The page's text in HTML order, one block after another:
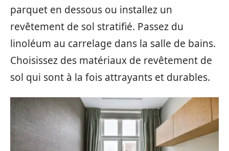
parquet en dessous ou installez un
revêtement de sol stratifié. Passez du
linoléum au carrelage dans la salle de bains.
Choisissez des matériaux de revêtement de
sol qui sont à la fois attrayants et durables.